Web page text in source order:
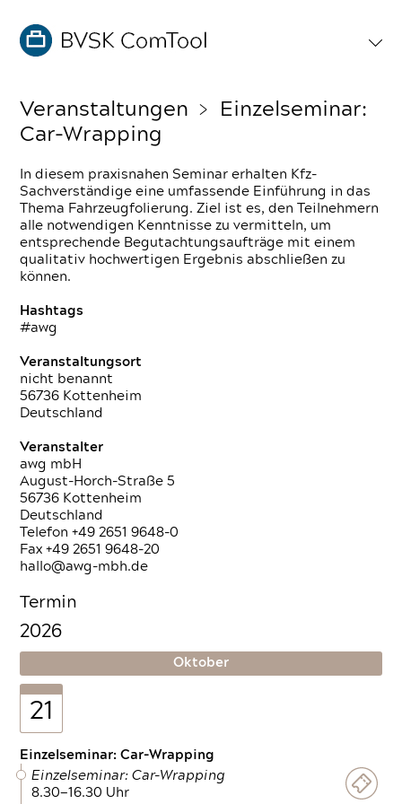
Veranstaltungen ﹥ Einzelseminar:
Car-Wrapping
In diesem praxisnahen Seminar erhalten Kfz-
Sachverständige eine umfassende Einführung in das
Thema Fahrzeugfolierung. Ziel ist es, den Teilnehmern
alle notwendigen Kenntnisse zu vermitteln, um
entsprechende Begutachtungsaufträge mit einem
qualitativ hochwertigen Ergebnis abschließen zu
können.
Hashtags
#awg
Veranstaltungsort
nicht benannt
56736 Kottenheim
Deutschland
Veranstalter
awg mbH
August-Horch-Straße 5
56736 Kottenheim
Deutschland
Telefon +49 2651 9648-0
Fax +49 2651 9648-20
hallo@awg-mbh.de
Termin
2026
Oktober
21
Einzelseminar: Car-Wrapping
Einzelseminar: Car-Wrapping
8.30—16.30 Uhr